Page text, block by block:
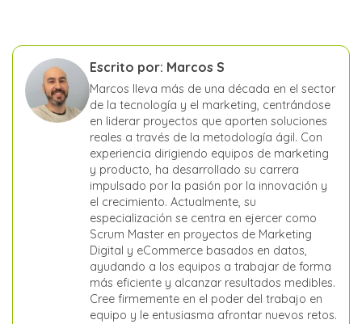
Escrito por: Marcos S
Marcos lleva más de una década en el sector
de la tecnología y el marketing, centrándose
en liderar proyectos que aporten soluciones
reales a través de la metodología ágil. Con
experiencia dirigiendo equipos de marketing
y producto, ha desarrollado su carrera
impulsado por la pasión por la innovación y
el crecimiento. Actualmente, su
especialización se centra en ejercer como
Scrum Master en proyectos de Marketing
Digital y eCommerce basados en datos,
ayudando a los equipos a trabajar de forma
más eficiente y alcanzar resultados medibles.
Cree firmemente en el poder del trabajo en
equipo y le entusiasma afrontar nuevos retos.